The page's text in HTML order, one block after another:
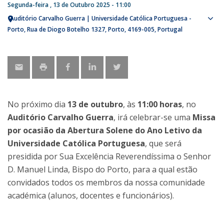
Segunda-feira , 13 de Outubro 2025 - 11:00
Auditório Carvalho Guerra | Universidade Católica Portuguesa -
Porto Rua de Diogo Botelho 1327 Porto 4169-005 Portugal
No próximo dia 13 de outubro, às 11:00 horas, no
Auditório Carvalho Guerra, irá celebrar-se uma Missa
por ocasião da Abertura Solene do Ano Letivo da
Universidade Católica Portuguesa, que será
presidida por Sua Excelência Reverendíssima o Senhor
D. Manuel Linda, Bispo do Porto, para a qual estão
convidados todos os membros da nossa comunidade
académica (alunos, docentes e funcionários).